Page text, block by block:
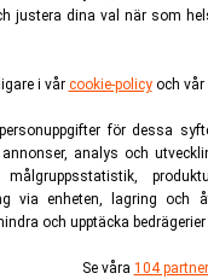
justera dina val när som
i vår cookie-policyoch vår
för dessa
analys och
via enheten, lagring
och upptäcka
Se våra 104
att Bankomats
med
i 49 ordböcker och